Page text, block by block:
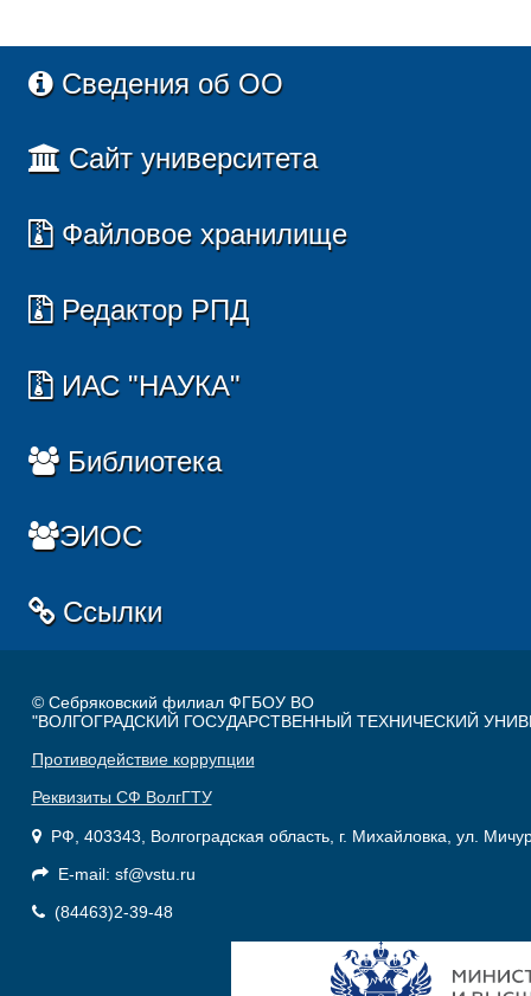
Сведения об ОО
Сайт университета
Файловое хранилище
Редактор РПД
ИАС "НАУКА"
Библиотека
ЭИОС
Ссылки
© Себряковский филиал ФГБОУ ВО
"ВОЛГОГРАДСКИЙ ГОСУДАРСТВЕННЫЙ ТЕХНИЧЕСКИЙ
Противодействие коррупции
Реквизиты СФ ВолгГТУ
РФ, 403343, Волгоградская область, г. Михайловка, ул.
E-mail: sf@vstu.ru
(84463)2-39-48